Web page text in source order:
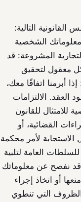
القانونية التالية:
معلوماتك الشخصية
المشروعة: قد
معقول لتحقيق
أبرمنا اتفاقًا معك،
العقد. الالتزامات
للامتثال للقانون
القضائية، أو
الاستجابة لأمر محكمة
العامة لتلبية
قد نفصح عن معلوماتك
أو اتخاذ إجراء
الظروف التي تنطوي